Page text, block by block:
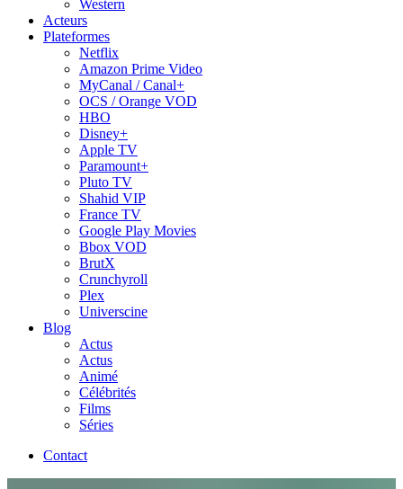
Western
Acteurs
Plateformes
Netflix
Amazon Prime Video
MyCanal / Canal+
OCS / Orange VOD
HBO
Disney+
Apple TV
Paramount+
Pluto TV
Shahid VIP
France TV
Google Play Movies
Bbox VOD
BrutX
Crunchyroll
Plex
Universcine
Blog
Actus
Actus
Animé
Célébrités
Films
Séries
Contact